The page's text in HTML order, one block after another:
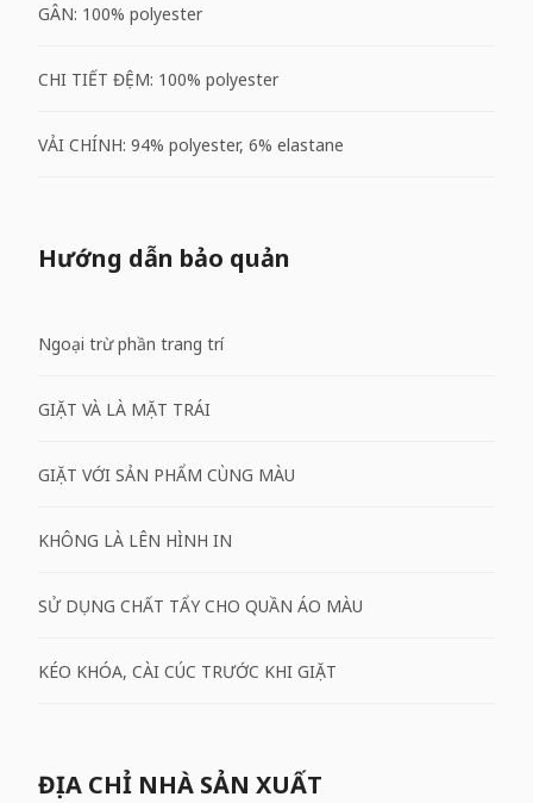
GÂN: 100% polyester
CHI TIẾT ĐỆM: 100% polyester
VẢI CHÍNH: 94% polyester, 6% elastane
Hướng dẫn bảo quản
Ngoại trừ phần trang trí
GIẶT VÀ LÀ MẶT TRÁI
GIẶT VỚI SẢN PHẨM CÙNG MÀU
KHÔNG LÀ LÊN HÌNH IN
SỬ DỤNG CHẤT TẨY CHO QUẦN ÁO MÀU
KÉO KHÓA, CÀI CÚC TRƯỚC KHI GIẶT
ĐỊA CHỈ NHÀ SẢN XUẤT